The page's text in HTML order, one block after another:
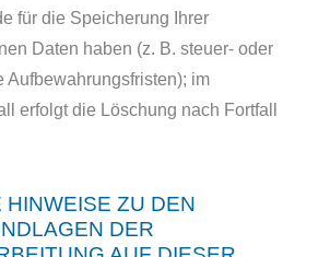
für die Speicherung Ihrer
Daten haben (z. B. steuer- oder
Aufbewahrungsfristen); im
erfolgt die Löschung nach Fortfall
ZU DEN
DER